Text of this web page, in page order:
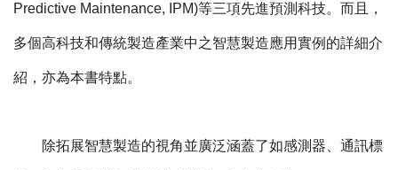
Predictive Maintenance, IPM)等三項先進預測科技。而且，
多個高科技和傳統製造產業中之智慧製造應用實例的詳細介
紹，亦為本書特點。
除拓展智慧製造的視角並廣泛涵蓋了如感測器、通訊標